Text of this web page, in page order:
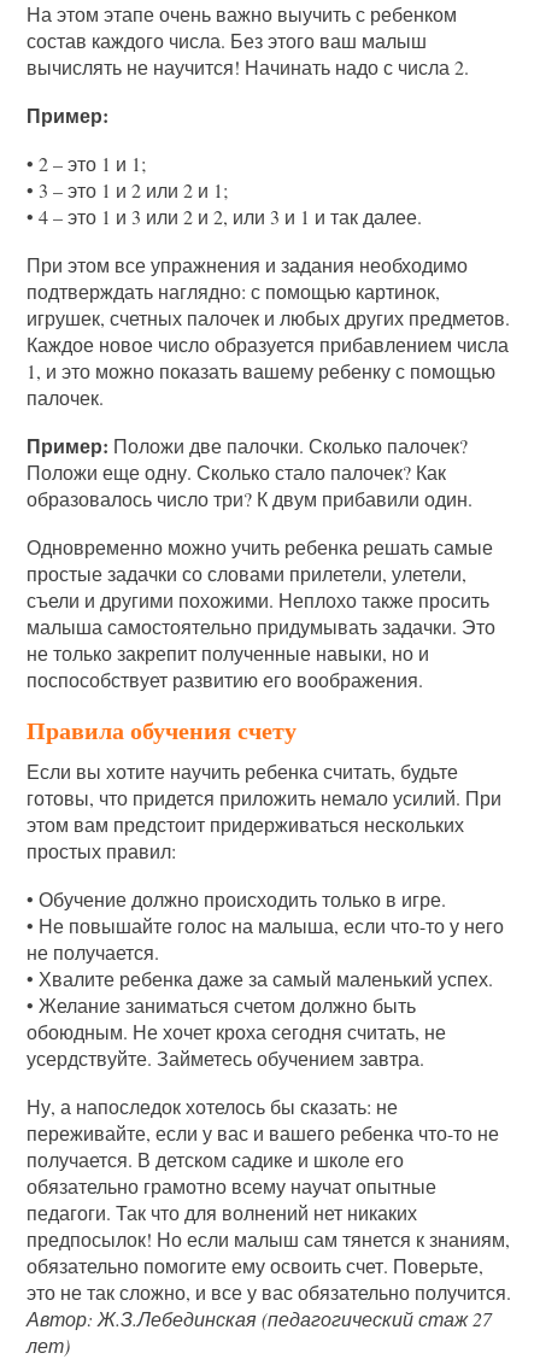
На этом этапе очень важно выучить с ребенком
состав каждого числа. Без этого ваш малыш
вычислять не научится! Начинать надо с числа 2.
Пример:
• 2 – это 1 и 1;
• 3 – это 1 и 2 или 2 и 1;
• 4 – это 1 и 3 или 2 и 2, или 3 и 1 и так далее.
При этом все упражнения и задания необходимо
подтверждать наглядно: с помощью картинок,
игрушек, счетных палочек и любых других предметов.
Каждое новое число образуется прибавлением числа
1, и это можно показать вашему ребенку с помощью
палочек.
Пример: Положи две палочки. Сколько палочек?
Положи еще одну. Сколько стало палочек? Как
образовалось число три? К двум прибавили один.
Одновременно можно учить ребенка решать самые
простые задачки со словами прилетели, улетели,
съели и другими похожими. Неплохо также просить
малыша самостоятельно придумывать задачки. Это
не только закрепит полученные навыки, но и
поспособствует развитию его воображения.
Правила обучения счету
Если вы хотите научить ребенка считать, будьте
готовы, что придется приложить немало усилий. При
этом вам предстоит придерживаться нескольких
простых правил:
• Обучение должно происходить только в игре.
• Не повышайте голос на малыша, если что-то у него
не получается.
• Хвалите ребенка даже за самый маленький успех.
• Желание заниматься счетом должно быть
обоюдным. Не хочет кроха сегодня считать, не
усердствуйте. Займетесь обучением завтра.
Ну, а напоследок хотелось бы сказать: не
переживайте, если у вас и вашего ребенка что-то не
получается. В детском садике и школе его
обязательно грамотно всему научат опытные
педагоги. Так что для волнений нет никаких
предпосылок! Но если малыш сам тянется к знаниям,
обязательно помогите ему освоить счет. Поверьте,
это не так сложно, и все у вас обязательно получится.
Автор: Ж.З.Лебединская (педагогический стаж 27
лет)